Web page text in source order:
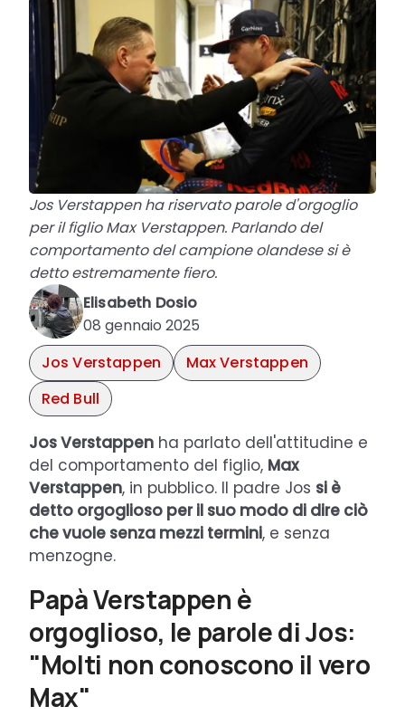
Jos Verstappen ha riservato parole d'orgoglio
per il figlio Max Verstappen. Parlando del
comportamento del campione olandese si è
detto estremamente fiero.
Elisabeth Dosio
08 gennaio 2025
Jos Verstappen
Max Verstappen
Red Bull
Jos Verstappen ha parlato dell'attitudine e
del comportamento del figlio, Max
Verstappen, in pubblico. Il padre Jos si è
detto orgoglioso per il suo modo di dire ciò
che vuole senza mezzi termini, e senza
menzogne.
Papà Verstappen è
orgoglioso, le parole di Jos:
"Molti non conoscono il vero
Max"